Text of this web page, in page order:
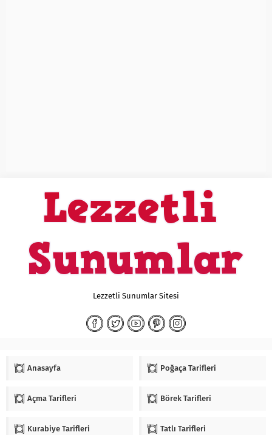
Lezzetli Sunumlar Sitesi
Anasayfa Poğaça Tarifleri
Açma Tarifleri Börek Tarifleri
Kurabiye Tarifleri Tatlı Tarifleri